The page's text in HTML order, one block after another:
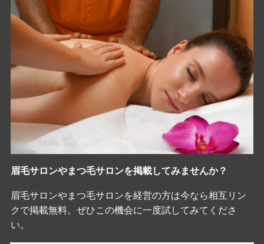
眉毛サロンやまつ毛サロンを掲載してみませんか？
眉毛サロンやまつ毛サロンを経営の方は今なら相互リン
クで掲載無料。ぜひこの機会に一度試してみてくださ
い。